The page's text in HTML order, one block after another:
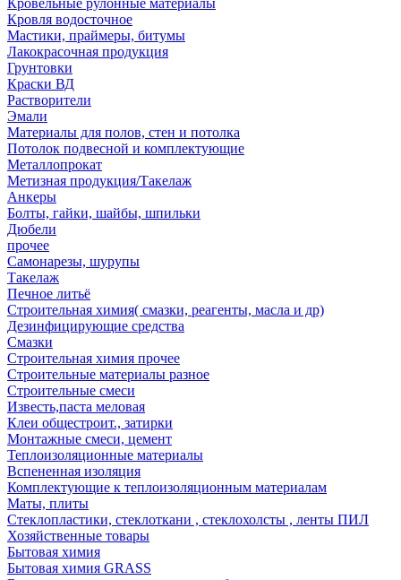
Кровельные рулонные материалы
Кровля водосточное
Мастики, праймеры, битумы
Лакокрасочная продукция
Грунтовки
Краски ВД
Растворители
Эмали
Материалы для полов, стен и потолка
Потолок подвесной и комплектующие
Металлопрокат
Метизная продукция/Такелаж
Анкеры
Болты, гайки, шайбы, шпильки
Дюбели
прочее
Самонарезы, шурупы
Такелаж
Печное литьё
Строительная химия( смазки, реагенты, масла и др)
Дезинфицирующие средства
Смазки
Строительная химия прочее
Строительные материалы разное
Строительные смеси
Известь,паста меловая
Клеи общестроит., затирки
Монтажные смеси, цемент
Теплоизоляционные материалы
Вспененная изоляция
Комплектующие к теплоизоляционным материалам
Маты, плиты
Стеклопластики, стеклоткани , стеклохолсты , ленты ПИЛ
Хозяйственные товары
Бытовая химия
Бытовая химия GRASS